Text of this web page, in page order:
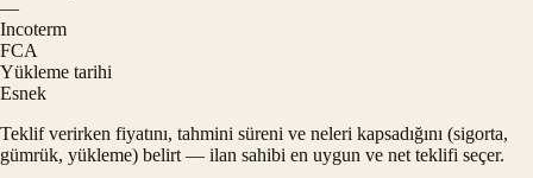
—
Incoterm
FCA
Yükleme tarihi
Esnek
Teklif verirken fiyatını, tahmini süreni ve neleri kapsadığını (sigorta,
gümrük, yükleme) belirt — ilan sahibi en uygun ve net teklifi seçer.